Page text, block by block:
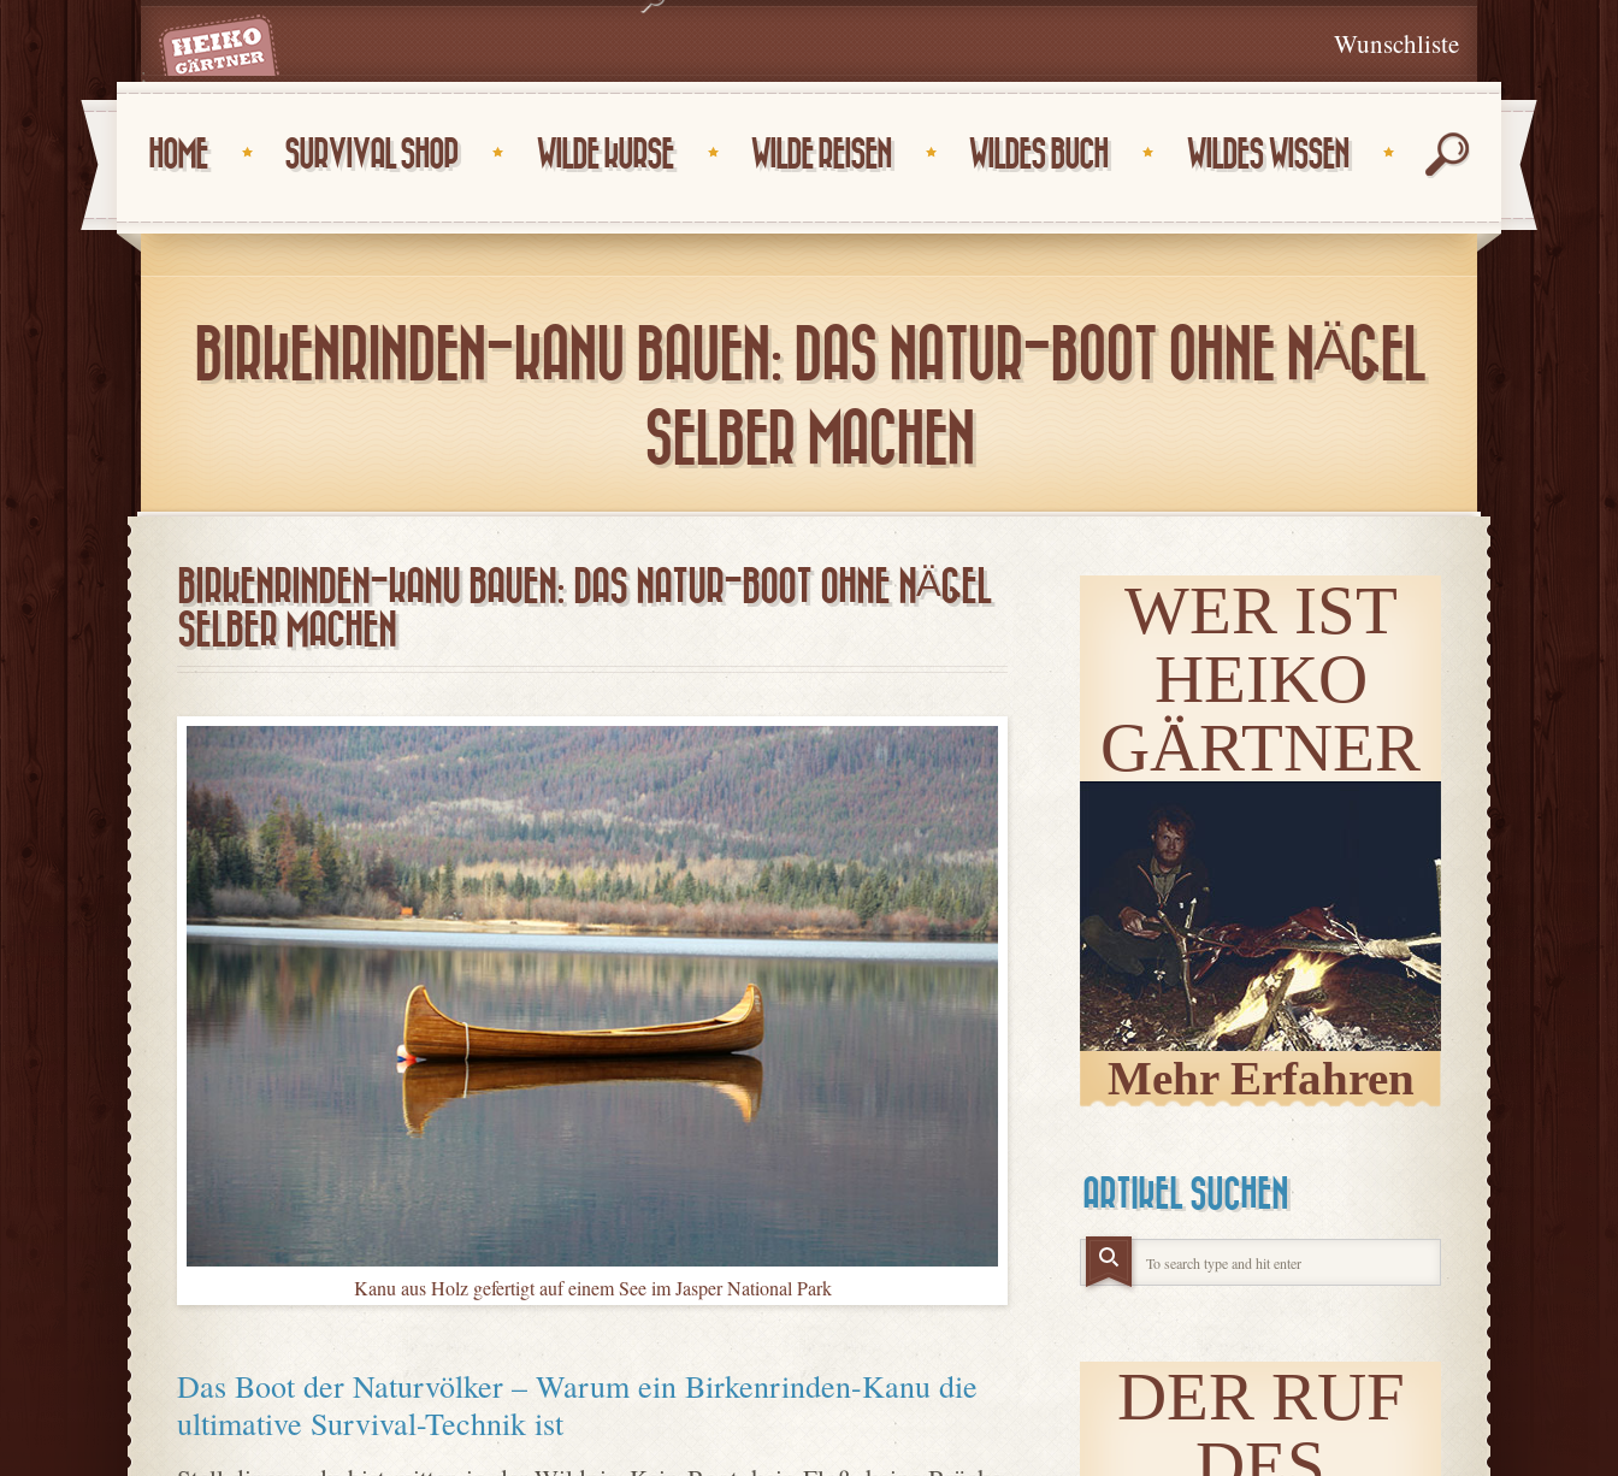
Wunschliste
;
HOME SURVIVAL SHOP WILDE KURSE WILDE REISEN WILDES BUCH WILDES WISSEN
BIRKENRINDEN-KANU BAUEN: DAS NATUR-BOOT OHNE NÄGEL
SELBER MACHEN
BIRKENRINDEN-KANU BAUEN: DAS NATUR-BOOT OHNE NÄGEL
SELBER MACHEN
Kanu aus Holz gefertigt auf einem See im Jasper National Park
Das Boot der Naturvölker – Warum ein Birkenrinden-Kanu die
ultimative Survival-Technik ist
WER IST
HEIKO
GÄRTNER
Mehr Erfahren
ARTIKEL SUCHEN
DER RUF